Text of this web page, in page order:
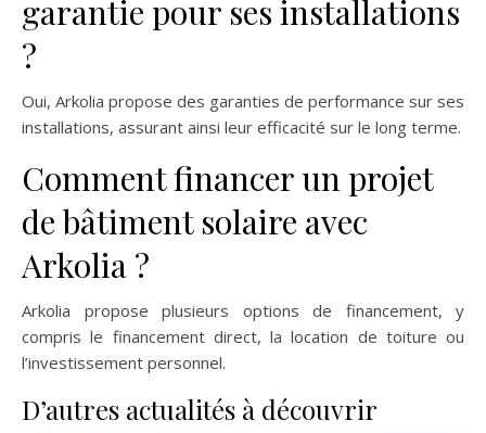
garantie pour ses installations
?
Oui, Arkolia propose des garanties de performance sur ses
installations, assurant ainsi leur efficacité sur le long terme.
Comment financer un projet
de bâtiment solaire avec
Arkolia ?
Arkolia propose plusieurs options de financement, y
compris le financement direct, la location de toiture ou
l’investissement personnel.
D’autres actualités à découvrir